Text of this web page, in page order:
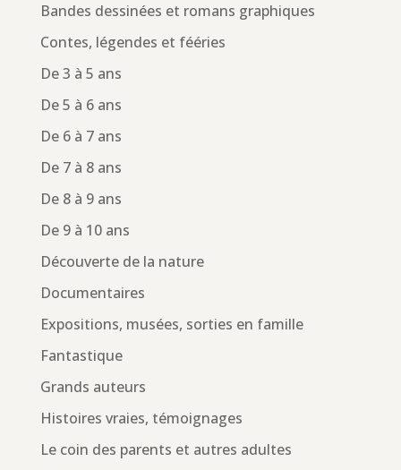
Bandes dessinées et romans graphiques
Contes, légendes et fééries
De 3 à 5 ans
De 5 à 6 ans
De 6 à 7 ans
De 7 à 8 ans
De 8 à 9 ans
De 9 à 10 ans
Découverte de la nature
Documentaires
Expositions, musées, sorties en famille
Fantastique
Grands auteurs
Histoires vraies, témoignages
Le coin des parents et autres adultes